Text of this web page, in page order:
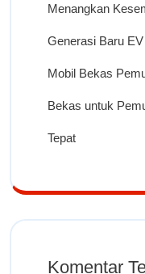
Menangkan
Generasi Baru EV
Mobil Bekas
Bekas untuk
Tepat
Komentar